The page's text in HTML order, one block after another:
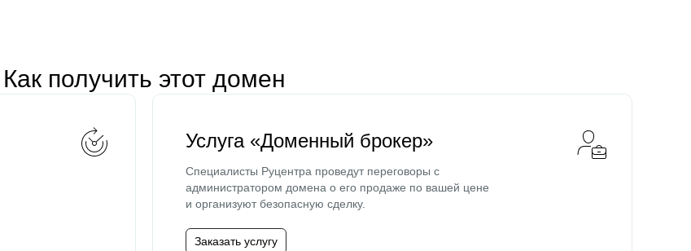
Как получить этот домен
Услуга «Доменный брокер»
Специалисты Руцентра проведут переговоры с
администратором домена о его продаже по вашей цене
и организуют безопасную сделку.
Заказать услугу